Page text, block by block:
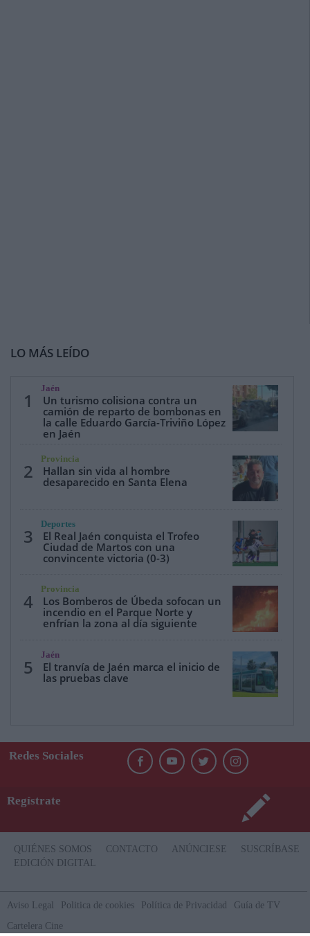
LO MÁS LEÍDO
1
Jaén
Un turismo colisiona contra un
camión de reparto de bombonas en
la calle Eduardo García-Triviño López
en Jaén
2
Provincia
Hallan sin vida al hombre
desaparecido en Santa Elena
3
Deportes
El Real Jaén conquista el Trofeo
Ciudad de Martos con una
convincente victoria (0-3)
4
Provincia
Los Bomberos de Úbeda sofocan un
incendio en el Parque Norte y
enfrían la zona al día siguiente
5
Jaén
El tranvía de Jaén marca el inicio de
las pruebas clave
Redes Sociales
Regístrate
QUIÉNES SOMOS CONTACTO ANÚNCIESE
SUSCRÍBASE
EDICIÓN DIGITAL
Aviso Legal Politica de cookies Política de Privacidad
Guía de TV
Cartelera Cine